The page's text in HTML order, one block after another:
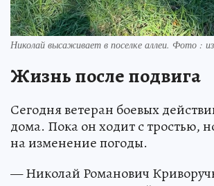
Николай высаживает в поселке аллеи. Фото : из
Жизнь после подвига
Сегодня ветеран боевых
дома. Пока он ходит с тростью,
на изменение погоды.
— Николай Романович